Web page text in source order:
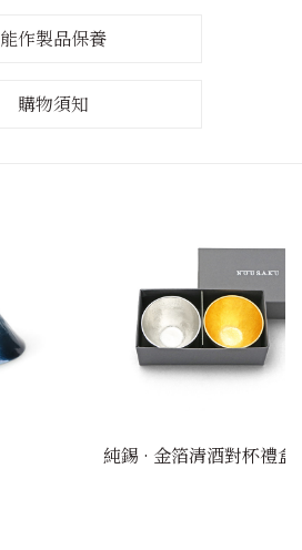
能作製品保養
購物須知
純錫 · 金箔清酒對杯禮盒